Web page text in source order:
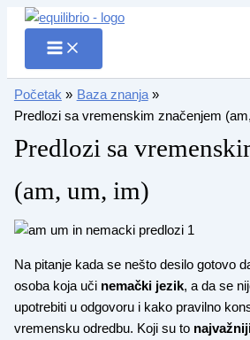
Pređi
sadržaj
Početak
Baza znanja
Predlozi sa vremenskim značenjem
Predlozi sa
(am, um, im)
Na pitanje kada se nešto desilo gotovo
osoba koja uči nemački jezik, a da se
upotrebiti u odgovoru i kako pravilno
vremensku odredbu. Koji su to